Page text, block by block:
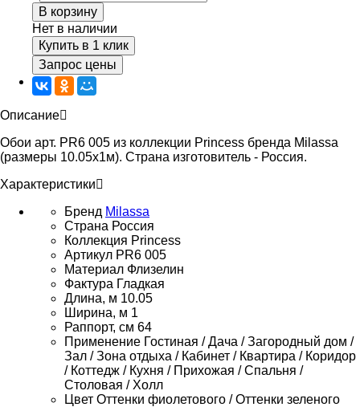
В корзину
Нет в наличии
Купить в 1 клик
Запрос цены
Описание
Обои арт. PR6 005 из коллекции Princess бренда Milassa
(размеры 10.05х1м). Страна изготовитель - Россия.
Характеристики
Бренд Milassa
Страна Россия
Коллекция Princess
Артикул PR6 005
Материал Флизелин
Фактура Гладкая
Длина, м 10.05
Ширина, м 1
Раппорт, см 64
Применение Гостиная / Дача / Загородный дом /
Зал / Зона отдыха / Кабинет / Квартира / Коридор
/ Коттедж / Кухня / Прихожая / Спальня /
Столовая / Холл
Цвет Оттенки фиолетового / Оттенки зеленого